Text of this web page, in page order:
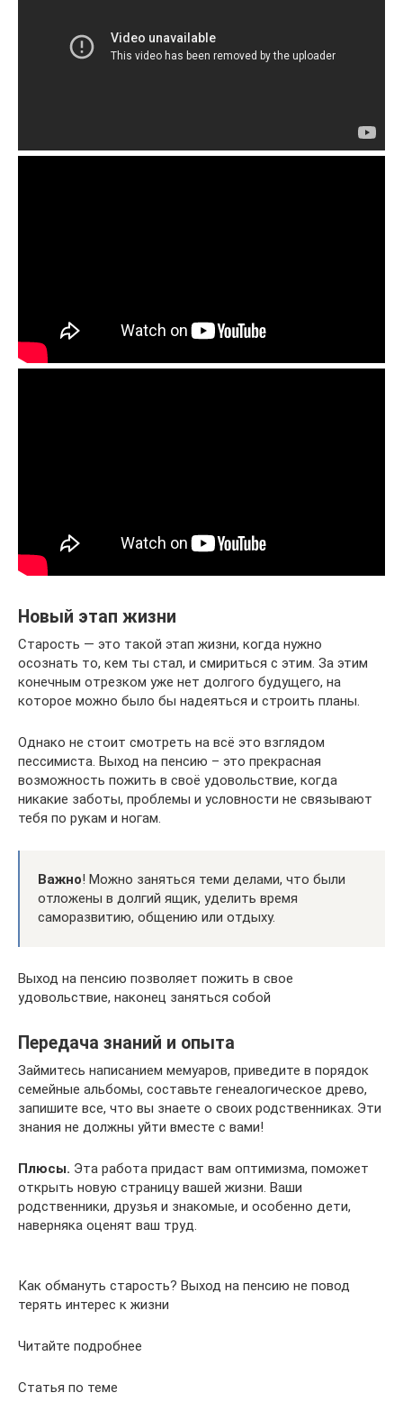
Новый этап жизни
Старость — это такой этап жизни, когда нужно
осознать то, кем ты стал, и смириться с этим. За этим
конечным отрезком уже нет долгого будущего, на
которое можно было бы надеяться и строить планы.
Однако не стоит смотреть на всё это взглядом
пессимиста. Выход на пенсию – это прекрасная
возможность пожить в своё удовольствие, когда
никакие заботы, проблемы и условности не связывают
тебя по рукам и ногам.
Важно! Можно заняться теми делами, что были
отложены в долгий ящик, уделить время
саморазвитию, общению или отдыху.
Выход на пенсию позволяет пожить в свое
удовольствие, наконец заняться собой
Передача знаний и опыта
Займитесь написанием мемуаров, приведите в порядок
семейные альбомы, составьте генеалогическое древо,
запишите все, что вы знаете о своих родственниках. Эти
знания не должны уйти вместе с вами!
Плюсы. Эта работа придаст вам оптимизма, поможет
открыть новую страницу вашей жизни. Ваши
родственники, друзья и знакомые, и особенно дети,
наверняка оценят ваш труд.
Как обмануть старость? Выход на пенсию не повод
терять интерес к жизни
Читайте подробнее
Статья по теме